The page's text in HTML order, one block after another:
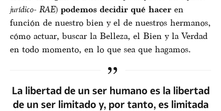
jurídico- RAE) podemos decidir qué hacer en
función de nuestro bien y el de nuestros hermanos,
cómo actuar, buscar la Belleza, el Bien y la Verdad
en todo momento, en lo que sea que hagamos.
La libertad de un ser humano es la libertad
de un ser limitado y, por tanto, es limitada